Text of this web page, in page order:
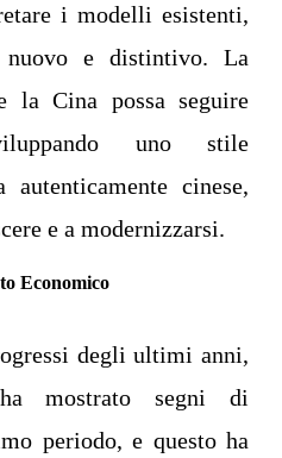
i modelli esistenti,
nuovo e distintivo. La
la Cina possa seguire
uno stile
cinese,
e a modernizzarsi.
Economico
degli ultimi anni,
mostrato segni di
periodo, e questo ha